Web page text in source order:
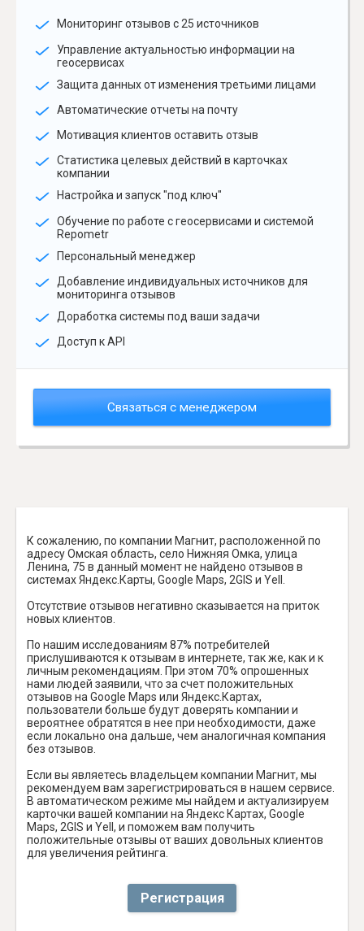
Мониторинг отзывов с 25 источников
Управление актуальностью информации на
геосервисах
Защита данных от изменения третьими лицами
Автоматические отчеты на почту
Мотивация клиентов оставить отзыв
Статистика целевых действий в карточках
компании
Настройка и запуск "под ключ"
Обучение по работе с геосервисами и системой
Repometr
Персональный менеджер
Добавление индивидуальных источников для
мониторинга отзывов
Доработка системы под ваши задачи
Доступ к API
Связаться с менеджером
К сожалению, по компании Магнит, расположенной по
адресу Омская область, село Нижняя Омка, улица
Ленина, 75 в данный момент не найдено отзывов в
системах Яндекс.Карты, Google Maps, 2GIS и Yell.
Отсутствие отзывов негативно сказывается на приток
новых клиентов.
По нашим исследованиям 87% потребителей
прислушиваются к отзывам в интернете, так же, как и к
личным рекомендациям. При этом 70% опрошенных
нами людей заявили, что за счет положительных
отзывов на Google Maps или Яндекс.Картах,
пользователи больше будут доверять компании и
вероятнее обратятся в нее при необходимости, даже
если локально она дальше, чем аналогичная компания
без отзывов.
Если вы являетесь владельцем компании Магнит, мы
рекомендуем вам зарегистрироваться в нашем сервисе.
В автоматическом режиме мы найдем и актуализируем
карточки вашей компании на Яндекс Картах, Google
Maps, 2GIS и Yell, и поможем вам получить
положительные отзывы от ваших довольных клиентов
для увеличения рейтинга.
Регистрация